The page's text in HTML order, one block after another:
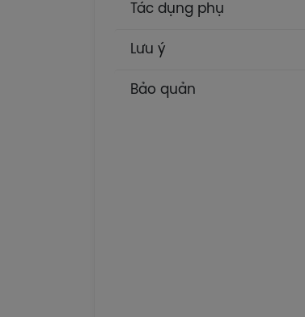
Tác dụng phụ
Lưu ý
Bảo quản